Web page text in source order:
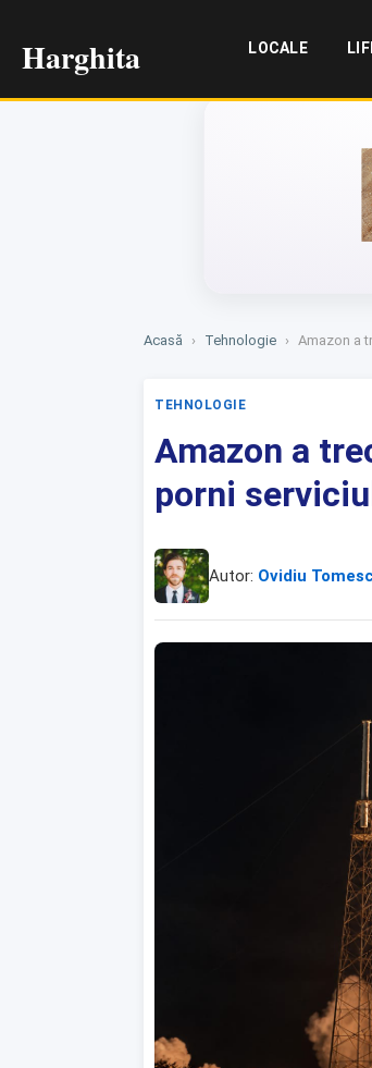
Harghita LOCALE
Acasă › Tehnologie › Amazon a
TEHNOLOGIE
Amazon a
porni
Autor: Ovidiu